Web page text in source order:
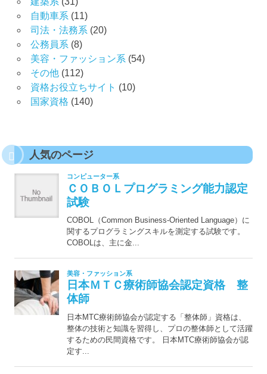
自動車系(11)
司法・法務系(20)
公務員系(8)
美容・ファッション系(54)
その他(112)
資格お役立ちサイト (10)
国家資格 (140)
人気のページ